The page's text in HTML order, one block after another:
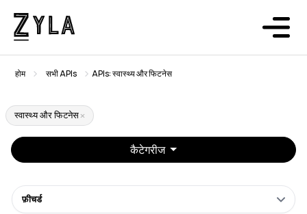
होम सभी APIs APIs: स्वास्थ्य और फिटनेस
स्वास्थ्य और फिटनेस
कैटेगरीज
फ़ीचर्ड